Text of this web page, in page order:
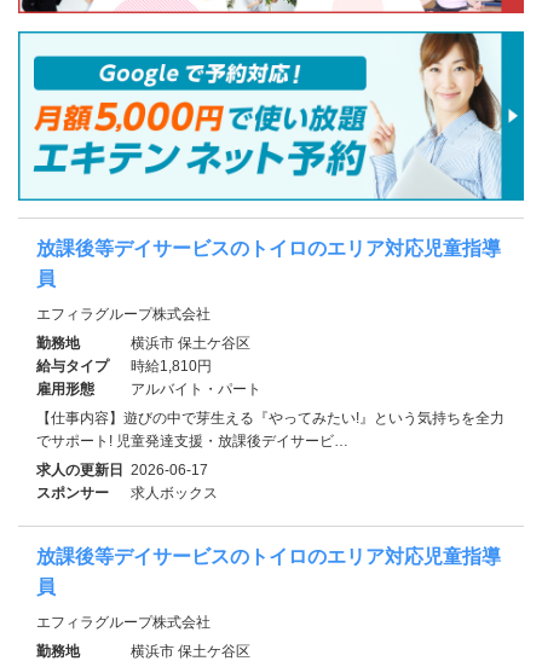
放課後等デイサービスのトイロのエリア対応児童指導
員
エフィラグループ株式会社
勤務地
横浜市 保土ケ谷区
給与タイプ
時給1,810円
雇用形態
アルバイト・パート
【仕事内容】遊びの中で芽生える『やってみたい!』という気持ちを全力
でサポート! 児童発達支援・放課後デイサービ…
求人の更新日 2026-06-17
スポンサー
求人ボックス
放課後等デイサービスのトイロのエリア対応児童指導
員
エフィラグループ株式会社
勤務地
横浜市 保土ケ谷区